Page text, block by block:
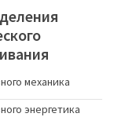
механика
энергетика